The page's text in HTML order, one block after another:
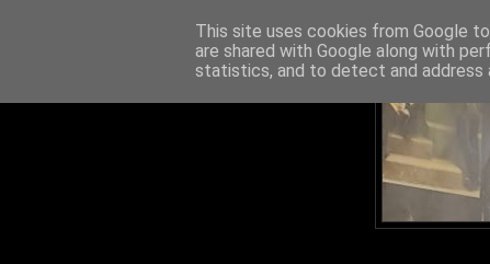
This site uses cookies from Google
are shared with Google along with
statistics, and to detect and address